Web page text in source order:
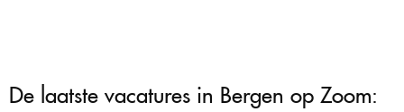
De laatste vacatures in Bergen op Zoom: